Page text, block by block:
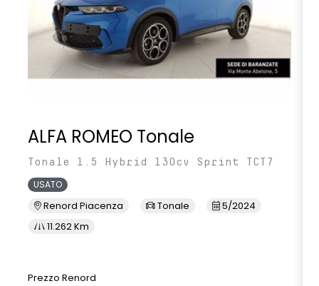
sedili posteriori ripiegabili 1/3 - 2/3
sellerie in tessuto nero melange e tessuto nero titanio con
impunture giallo fresh
sistema di controllo della pressione pneumatici indiretto
sistema di frenata d'emergenza attiva
sistema multimediale openR link 10.4" con Google integrato
volante in pelle
ALFA ROMEO Tonale
Tonale 1.5 Hybrid 130cv Sprint TCT7
USATO
Renord Piacenza Tonale
5/2024
11.262 Km
Prezzo Renord